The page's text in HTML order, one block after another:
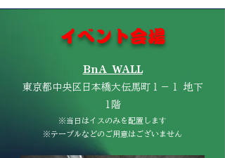
​イベント会場
BnA_WALL
東京都中央区日本橋大伝馬町１−１ 地下
1階
※当日はイスのみを配置します
※テーブルなどのご用意はございません